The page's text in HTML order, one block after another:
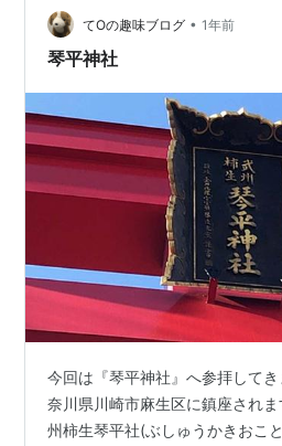
間に生まれますが…
てOの趣味ブログ • 1年前
琴平神社
今回は『琴平神社』へ参拝して
奈川県川崎市麻生区に鎮座され
州柿生琴平社(ぶしゅうかきおこ